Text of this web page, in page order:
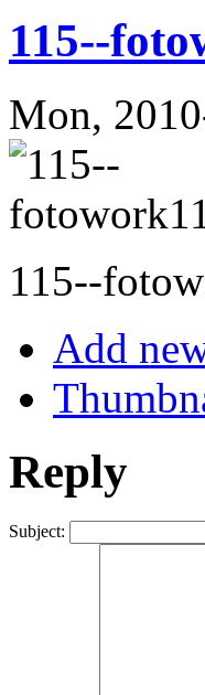
115--
Mon,
115--
Add
Reply
Subject: